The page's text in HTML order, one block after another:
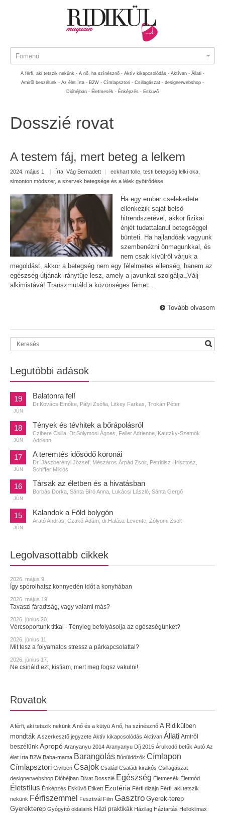
Fomenü
A férfi, aki tetszik nekünk - A nő, ha színésznő - Aktív kikapcsolódás - Aktívan - Állati -
Amiről beszélünk - Az élet írta - B2W - Címlapsztori - Csillagászat - designerwebshop -
Dióhéjban - Életmesék - Énképzés - Esküvő
Dosszié rovat
A testem fáj, mert beteg a lelkem
2024. május 1. | Írta: Vág Bernadett | eckhart tolle testi betegség lelki oka
simonton módszer, a szervek betegsége és a lélek gyötrődése
Ha egy ember cselekedete
ellenkezik saját belső
hitrendszerével, akkor fizikai
énjét tudattalanul betegséggel
bünteti. Ha hajlandóak vagyunk
szembenézni önmagunkkal, és
nem csak kívülről várjuk a
megoldást, akkor a betegség nem egy félelmetes ellenség, hanem az
egészség útjának iránytűje lesz, amely a javunkat szolgálja.„Válj
alkimistává! Transzmutáld a közönséges fémet...
Tovább olvasom
Legutóbbi adások
19
JÚN
Balatonra fel!
Dr.Kovács Emőke, Pályi Zsófia, Litkey Farkas, Trokán Péter
18
JÚN
Tények és tévhitek a bőrápolásról
Czibere Csilla, Dr.Solymosi Ágnes, Feller Adrienne, Kautzky-Szemők
Adrienn
17
JÚN
A teremtés idősödő koronái
Dr. Jászberényi József, Mészáros Árpád Zsolt, Petridisz Hrisztosz,
Schiffer Miklós
16
JÚN
Társak az életben és a hivatásban
Borbás Dorka, Sánta Bíró Anna, Lukácsi László, Sánta Gergő
15
JÚN
Kalandok a Föld bolygón
Arató András, Czakó Ádám, dr.Halász Levente, Zólyomi Zsolt
Legolvasottabb cikkek
2026. május 9.
Így spórolhatsz könnyedén időt a konyhában
2026. május 19.
Tavaszi fáradtság, vagy valami más?
2026. június 20.
Vércsoportunk titkai - Tényleg befolyásolja az egészségünket?
2026. június 11.
Mit tesz a folyamatos stressz a párkapcsolattal?
2026. június 17.
Ne csináld ezt, kisfiam, mert meg fogsz vakulni!
Rovatok
A férfi, aki tetszik nekünk A nő és a kütyü A nő, ha színésznő A Ridikülben
mondták A szerkesztő jegyzete Aktív kikapcsolódás Aktívan Állati Amiről
beszélünk Apropó Aranyanyu 2014 Aranyanyu Díj 2015 Árulkodó betűk Autó Az
élet írta B2W Baba-mama Barangolás Bűnüldözők Címlapon
Címlapsztori Civilben Csajok Család Családi kirakós Csillagászat
designerwebshop Dióhéjban Divat Dosszié Egészség Életmesék Életmód
Életstílus Énképzés Esküvő Etikett Ezotéria Férfi dizájn Férfi, aki tetszik
nekünk Férfiszemmel Fesztivál Film Gasztro Gyerek-terep
Gyerekterep Gyógyító oldalaink Házi praktikák Házilag Háztartás Helloklimax